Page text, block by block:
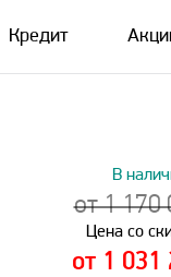
Кредит
В
от 1 170
Цена со
от 1 031